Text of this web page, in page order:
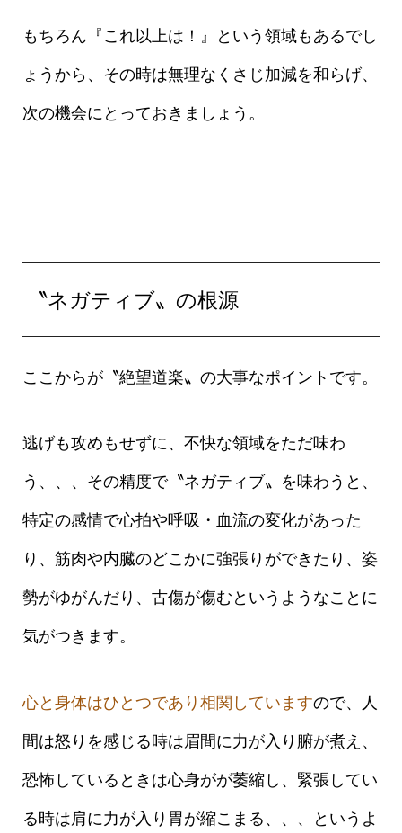
もちろん『これ以上は！』という領域もあるでし
ょうから、その時は無理なくさじ加減を和らげ、
次の機会にとっておきましょう。
〝ネガティブ〟の根源
ここからが〝絶望道楽〟の大事なポイントです。
逃げも攻めもせずに、不快な領域をただ味わ
う、、、その精度で〝ネガティブ〟を味わうと、
特定の感情で心拍や呼吸・血流の変化があった
り、筋肉や内臓のどこかに強張りができたり、姿
勢がゆがんだり、古傷が傷むというようなことに
気がつきます。
心と身体はひとつであり相関していますので、人
間は怒りを感じる時は眉間に力が入り腑が煮え、
恐怖しているときは心身がが萎縮し、緊張してい
る時は肩に力が入り胃が縮こまる、、、というよ